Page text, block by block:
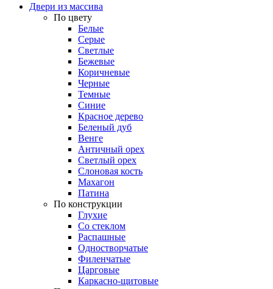
Двери из массива
По цвету
Белые
Серые
Светлые
Бежевые
Коричневые
Черные
Темные
Синие
Красное дерево
Беленый дуб
Венге
Античный орех
Светлый орех
Слоновая кость
Махагон
Патина
По конструкции
Глухие
Со стеклом
Распашные
Одностворчатые
Филенчатые
Царговые
Каркасно-щитовые